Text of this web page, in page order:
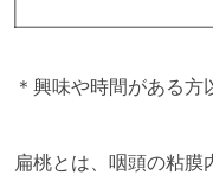
＊興味や時間がある方
扁桃とは、咽頭の粘膜